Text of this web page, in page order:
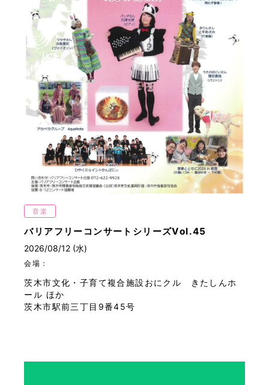
音楽
バリアフリーコンサートシリーズVol.45
2026/08/12 (水)
会場：
茨木市文化・子育て複合施設おにクル きたしんホ
ール ほか
茨木市駅前三丁目9番45号